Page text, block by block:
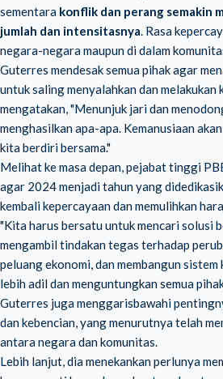
sementara konflik dan perang semakin
jumlah dan intensitasnya. Rasa
negara-negara maupun di dalam
Guterres mendesak semua pihak agar
untuk saling menyalahkan dan melakukan
mengatakan, "Menunjuk jari dan
menghasilkan apa-apa. Kemanusiaan
kita berdiri bersama."
Melihat ke masa depan, pejabat tinggi
agar 2024 menjadi tahun yang
kembali kepercayaan dan memulihkan
"Kita harus bersatu untuk mencari solusi
mengambil tindakan tegas terhadap
peluang ekonomi, dan membangun
lebih adil dan menguntungkan semua
Guterres juga menggarisbawahi
dan kebencian, yang menurutnya telah
antara negara dan komunitas.
Lebih lanjut, dia menekankan perlunya